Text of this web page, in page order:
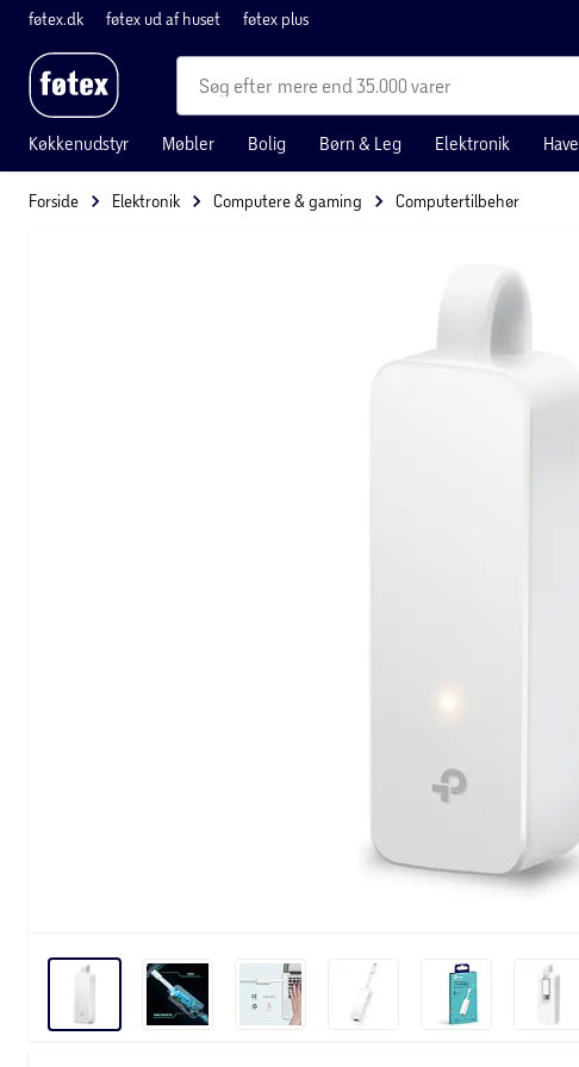
føtex.dk føtex ud af huset føtex plus
mere end 35.000 varer
Køkkenudstyr Møbler Bolig Børn & Leg Elektronik Have
Forside Elektronik Computere & gaming Computertilbehør